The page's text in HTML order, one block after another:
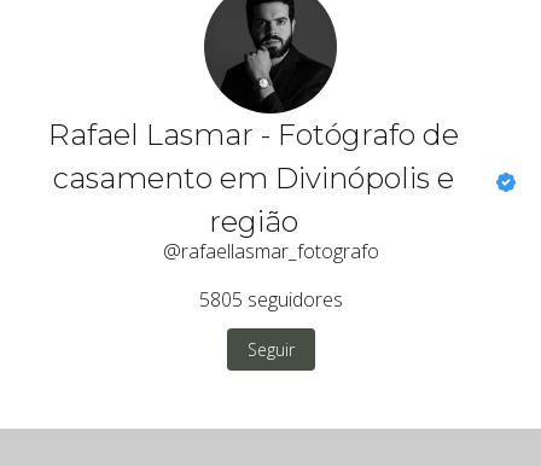
Rafael Lasmar - Fotógrafo de
casamento em Divinópolis e
região
@rafaellasmar_fotografo
5805 seguidores
Seguir